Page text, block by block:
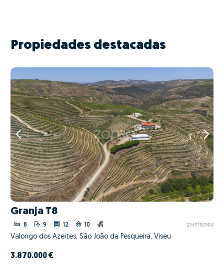
Propiedades destacadas
Granja T8
8 9 12 10 ZMPT587418
Valongo dos Azeites, São João da Pesqueira, Viseu
3.870.000 €